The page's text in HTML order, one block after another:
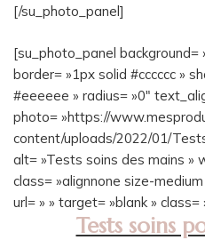
[/su_photo_panel]
[su_photo_panel background=
border= »1px solid #cccccc »
#eeeeee » radius= »0″
photo= »https://
content/uploads/2022/01/
alt= »Tests soins des mains »
class= »alignnone size-
url= » » target= »blank » class=
Tests soins